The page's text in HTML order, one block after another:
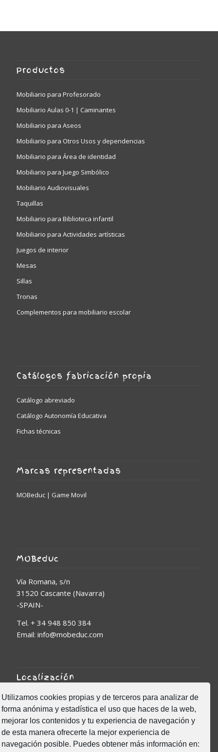
Utilizamos cookies propias y de terceros para analizar de
forma anónima y estadística el uso que haces de la web,
mejorar los contenidos y tu experiencia de navegación y
de esta manera ofrecerte la mejor experiencia de
navegación posible. Puedes obtener más información en:
Productos
Mobiliario para Profesorado
Mobiliario Aulas 0-1 | Caminantes
Mobiliario para Aseos
Mobiliario para Otros Usos y dependencias
Mobiliario para Área de identidad
Mobiliario para Juego Simbólico
Mobiliario Audiovisuales
Taquillas
Mobiliario para Biblioteca infantil
Mobiliario para Actividades artísticas
Juegos de interior
Mesas
Sillas
Tronas
Complementos para mobiliario escolar
Catálogos fabricación propia
Catálogo abreviado
Catálogo Autonomía Educativa
Fichas técnicas
Marcas representadas
MOBeduc | Game Movil
MOBeduc
Vía Romana, s/n
31520 Cascante (Navarra)
-SPAIN-
Tel. + 34 948 850 384
Email: info@mobeduc.com
Localización
Click to accept marketing
cookies and enable this